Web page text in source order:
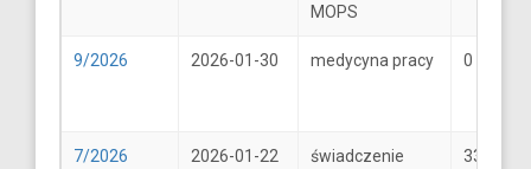
MOPS
9/2026 2026-01-30 medycyna pracy 0
7/2026 2026-01-22
świadczenie
33